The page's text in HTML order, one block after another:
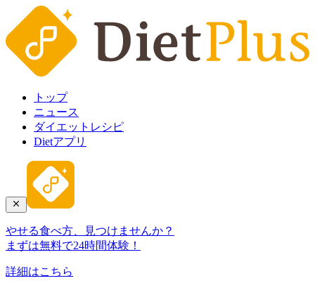
トップ
ニュース
ダイエットレシピ
Dietアプリ
やせる食べ方、見つけませんか？
まずは無料で24時間体験！
詳細はこちら